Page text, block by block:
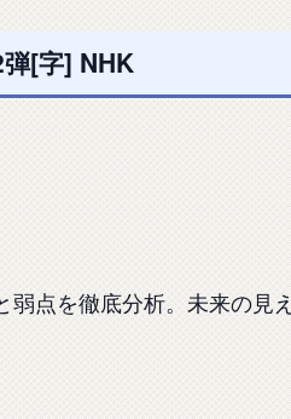
[字] NHK
点を徹底分析。未来の見え